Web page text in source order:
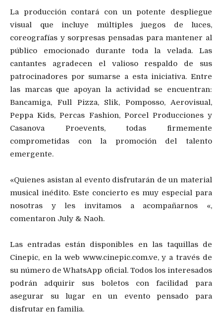
La producción contará con un potente despliegue
visual que incluye múltiples juegos de luces,
coreografías y sorpresas pensadas para mantener al
público emocionado durante toda la velada. Las
cantantes agradecen el valioso respaldo de sus
patrocinadores por sumarse a esta iniciativa. Entre
las marcas que apoyan la actividad se encuentran:
Bancamiga, Full Pizza, Slik, Pomposso, Aerovisual,
Peppa Kids, Percas Fashion, Porcel Producciones y
Casanova Proevents, todas firmemente
comprometidas con la promoción del talento
emergente.
«Quienes asistan al evento disfrutarán de un material
musical inédito. Este concierto es muy especial para
nosotras y les invitamos a acompañarnos «,
comentaron July & Naoh.
Las entradas están disponibles en las taquillas de
Cinepic, en la web www.cinepic.com.ve, y a través de
su número de WhatsApp oficial. Todos los interesados
podrán adquirir sus boletos con facilidad para
asegurar su lugar en un evento pensado para
disfrutar en familia.